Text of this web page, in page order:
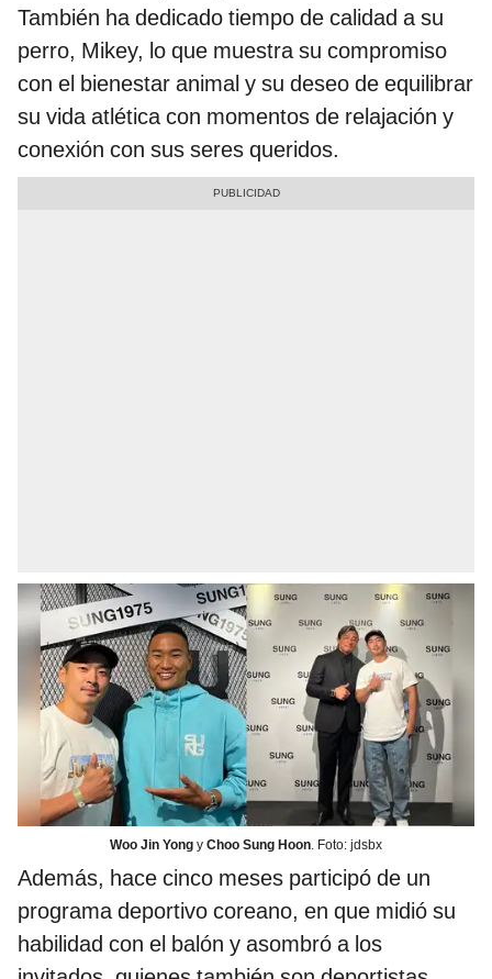
También ha dedicado tiempo de calidad a su
perro, Mikey, lo que muestra su compromiso
con el bienestar animal y su deseo de equilibrar
su vida atlética con momentos de relajación y
conexión con sus seres queridos.
Woo Jin Yong y Choo Sung Hoon. Foto: jdsbx
Además, hace cinco meses participó de un
programa deportivo coreano, en que midió su
habilidad con el balón y asombró a los